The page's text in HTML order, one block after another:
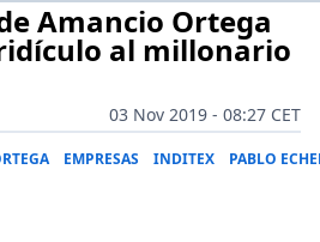
Amancio Ortega
al millonario
03 Nov 2019 - 08:27 CET
EMPRESAS INDITEX PABLO